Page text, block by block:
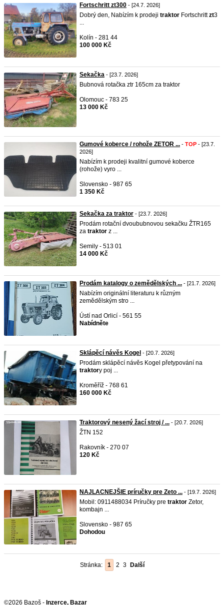
Fortschritt zt300 - [24.7. 2026]
Dobrý den, Nabízím k prodeji traktor Fortschrittzt3
...
Kolín - 281 44
100 000 Kč
Sekačka - [23.7. 2026]
Bubnová rotačka ztr 165cm za traktor
Olomouc - 783 25
13 000 Kč
Gumové koberce / rohože ZETOR ... - TOP - [23.7.
2026]
Nabízím k prodeji kvalitní gumové koberce
(rohože) vyro ...
Slovensko - 987 65
1 350 Kč
Sekačka za traktor - [23.7. 2026]
Prodám rotační dvoububnovou sekačku ŽTR165
za traktor z ...
Semily - 513 01
14 000 Kč
Prodám katalogy o zemědělských ... - [21.7. 2026]
Nabízím originální literaturu k různým
zemědělským stro ...
Ústí nad Orlicí - 561 55
Nabídněte
Sklápěcí návěs Kogel - [20.7. 2026]
Prodám sklápěcí návěs Kogel přetypování na
traktory poj ...
Kroměříž - 768 61
160 000 Kč
Traktorový nesený žací stroj / ... - [20.7. 2026]
ŽTN 152
Rakovník - 270 07
120 Kč
NAJLACNEJŠIE príručky pre Zeto ... - [19.7. 2026]
Mobil: 0911488034 Príručky pre traktor Zetor,
kombajn ...
Slovensko - 987 65
Dohodou
Stránka: 1 2 3 Další
©2026 Bazoš - Inzerce, Bazar